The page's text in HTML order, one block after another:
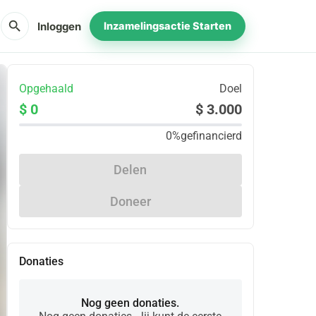
search Inloggen Inzamelingsactie Starten
Opgehaald Doel
$ 0 $ 3.000
0%gefinancierd
Delen
Doneer
Donaties
Nog geen donaties.